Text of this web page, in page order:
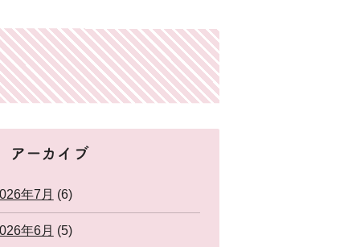
アーカイブ
年7月 (6)
年6月 (5)